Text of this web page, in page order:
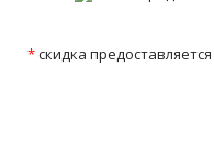
*скидка